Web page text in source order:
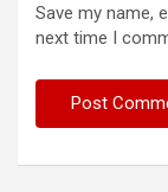
Save my name,
next time I